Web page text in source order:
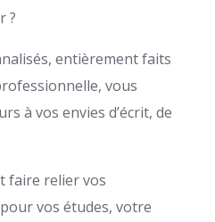
?
entièrement faits
vous
à vos envies d’écrit, de
faire relier vos
vos études, votre